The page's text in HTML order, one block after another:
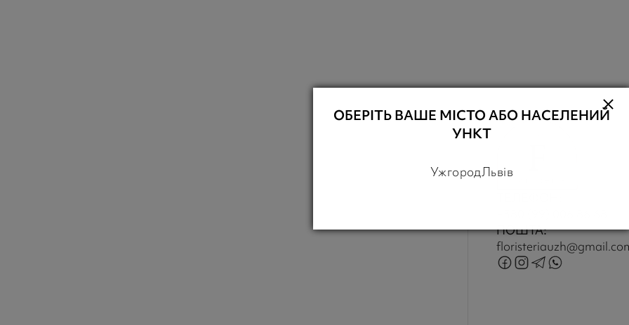
ПОШТА:
ОБЕРІТЬ ВАШЕ МІСТО АБО НАСЕЛЕНИЙ
УНКТ
УжгородЛьвів